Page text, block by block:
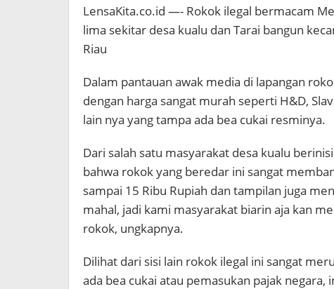
LensaKita.co.id —- Rokok ilegal bermacam
lima sekitar desa kualu dan Tarai bangun
Riau
Dalam pantauan awak media di lapangan
dengan harga sangat murah seperti H&D,
lain nya yang tampa ada bea cukai resminya.
Dari salah satu masyarakat desa kualu
bahwa rokok yang beredar ini sangat
sampai 15 Ribu Rupiah dan tampilan juga
mahal, jadi kami masyarakat biarin aja kan
rokok, ungkapnya.
Dilihat dari sisi lain rokok ilegal ini sangat
ada bea cukai atau pemasukan pajak